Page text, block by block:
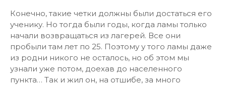
Конечно, такие четки должны были достаться его
ученику. Но тогда были годы, когда ламы только
начали возвращаться из лагерей. Все они
пробыли там лет по 25. Поэтому у того ламы даже
из родни никого не осталось, но об этом мы
узнали уже потом, доехав до населенного
пункта… Так и жил он, на отшибе, за много